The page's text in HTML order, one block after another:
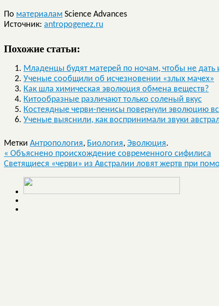
По материалам Science Advances
Источник: antropogenez.ru
Похожие статьи:
Младенцы будят матерей по ночам, чтобы не дать
Ученые сообщили об исчезновении «злых мачех»
Как шла химическая эволюция обмена веществ?
Китообразные различают только соленый вкус
Костеядные черви-пенисы повернули эволюцию
Ученые выяснили, как воспринимали звуки
Метки Антропология, Биология, Эволюция.
« Объяснено происхождение современного сифилиса
Светящиеся «черви» из Австралии ловят жертв при